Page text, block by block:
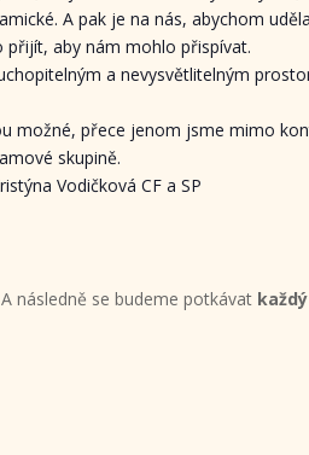
A pak je na nás, abychom
aby nám mohlo přispívat.
a nevysvětlitelným
možné, přece jenom jsme mimo
skupině.
Vodičková CF a SP
A následně se budeme potkávat